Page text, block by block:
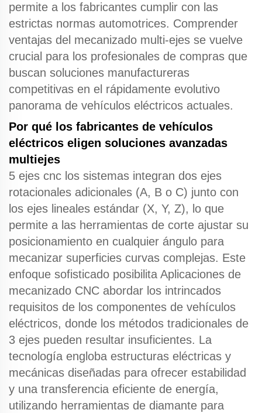
permite a los fabricantes cumplir con las
estrictas normas automotrices. Comprender
ventajas del mecanizado multi-ejes se vuelve
crucial para los profesionales de compras que
buscan soluciones manufactureras
competitivas en el rápidamente evolutivo
panorama de vehículos eléctricos actuales.
Por qué los fabricantes de vehículos
eléctricos eligen soluciones avanzadas
multiejes
5 ejes cnc los sistemas integran dos ejes
rotacionales adicionales (A, B o C) junto con
los ejes lineales estándar (X, Y, Z), lo que
permite a las herramientas de corte ajustar su
posicionamiento en cualquier ángulo para
mecanizar superficies curvas complejas. Este
enfoque sofisticado posibilita Aplicaciones de
mecanizado CNC abordar los intrincados
requisitos de los componentes de vehículos
eléctricos, donde los métodos tradicionales de
3 ejes pueden resultar insuficientes. La
tecnología engloba estructuras eléctricas y
mecánicas diseñadas para ofrecer estabilidad
y una transferencia eficiente de energía,
utilizando herramientas de diamante para